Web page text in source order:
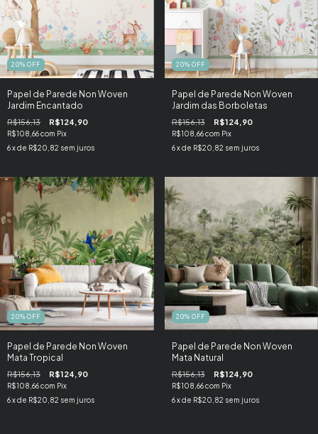
20% OFF
Papel de Parede Non Woven
Jardim Encantado
R$156,13 R$124,90
R$108,66com Pix
6x de R$20,82 sem juros
20% OFF
Papel de Parede Non Woven
Jardim das Borboletas
R$156,13 R$124,90
R$108,66com Pix
6 x de R$20,82 sem juros
20% OFF
Papel de Parede Non Woven
Mata Tropical
R$156,13 R$124,90
R$108,66com Pix
6x de R$20,82 sem juros
20% OFF
Papel de Parede Non Woven
Mata Natural
R$156,13 R$124,90
R$108,66com Pix
6 x de R$20,82 sem juros